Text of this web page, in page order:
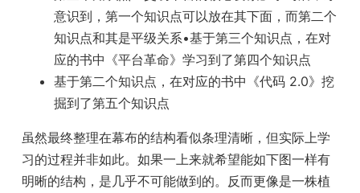
意识到，第一个知识点可以放在其下面，而第二个
知识点和其是平级关系•基于第三个知识点，在对
应的书中《平台革命》学习到了第四个知识点
基于第二个知识点，在对应的书中《代码 2.0》挖
掘到了第五个知识点
虽然最终整理在幕布的结构看似条理清晰，但实际上学
习的过程并非如此。如果一上来就希望能如下图一样有
明晰的结构，是几乎不可能做到的。反而更像是一株植